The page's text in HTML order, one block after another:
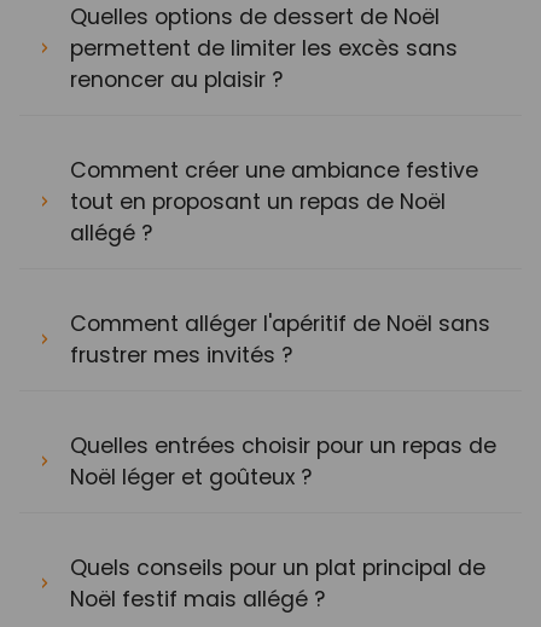
Quelles options de dessert de Noël
permettent de limiter les excès sans
renoncer au plaisir ?
Comment créer une ambiance festive
tout en proposant un repas de Noël
allégé ?
Comment alléger l'apéritif de Noël sans
frustrer mes invités ?
Quelles entrées choisir pour un repas de
Noël léger et goûteux ?
Quels conseils pour un plat principal de
Noël festif mais allégé ?